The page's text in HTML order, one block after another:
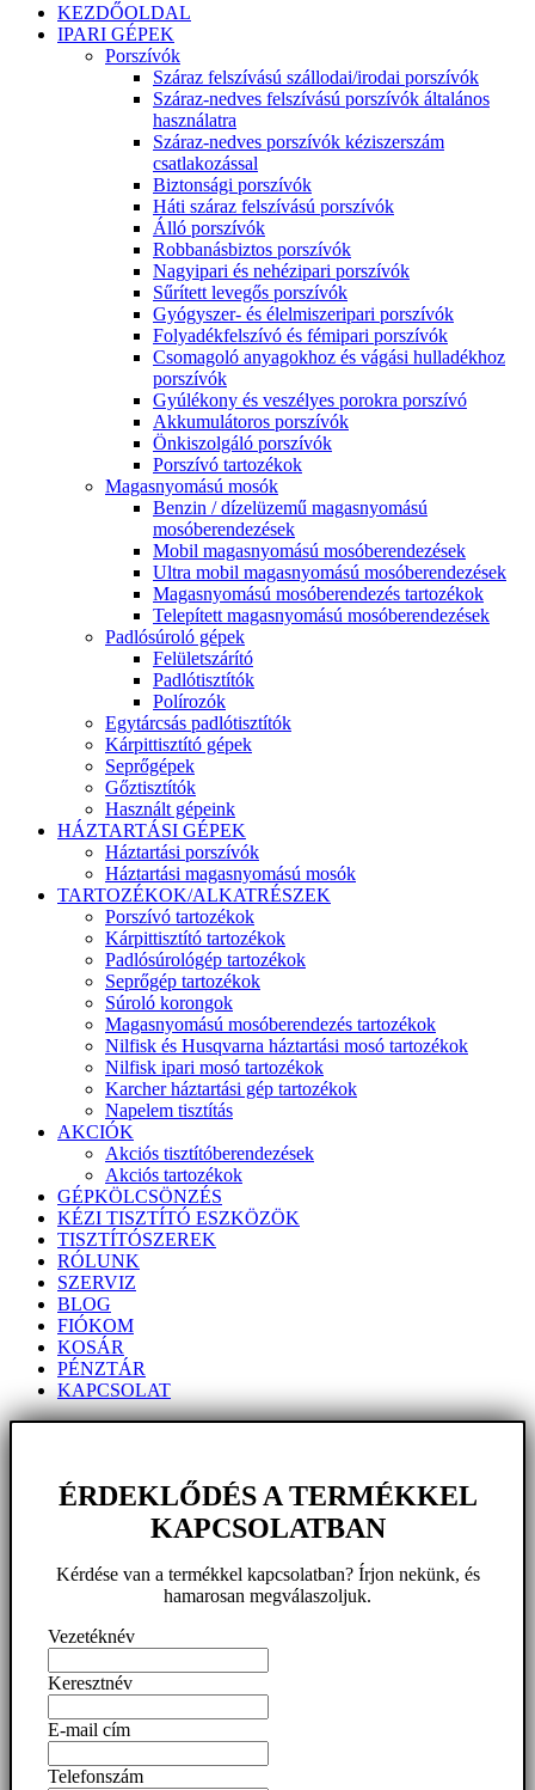
KEZDŐOLDAL
IPARI GÉPEK
Porszívók
Száraz felszívású szállodai/irodai porszívók
Száraz-nedves felszívású porszívók általános
használatra
Száraz-nedves porszívók kéziszerszám
csatlakozással
Biztonsági porszívók
Háti száraz felszívású porszívók
Álló porszívók
Robbanásbiztos porszívók
Nagyipari és nehézipari porszívók
Sűrített levegős porszívók
Gyógyszer- és élelmiszeripari porszívók
Folyadékfelszívó és fémipari porszívók
Csomagoló anyagokhoz és vágási hulladékhoz
porszívók
Gyúlékony és veszélyes porokra porszívó
Akkumulátoros porszívók
Önkiszolgáló porszívók
Porszívó tartozékok
Magasnyomású mosók
Benzin / dízelüzemű magasnyomású
mosóberendezések
Mobil magasnyomású mosóberendezések
Ultra mobil magasnyomású mosóberendezések
Magasnyomású mosóberendezés tartozékok
Telepített magasnyomású mosóberendezések
Padlósúroló gépek
Felületszárító
Padlótisztítók
Polírozók
Egytárcsás padlótisztítók
Kárpittisztító gépek
Seprőgépek
Gőztisztítók
Használt gépeink
HÁZTARTÁSI GÉPEK
Háztartási porszívók
Háztartási magasnyomású mosók
TARTOZÉKOK/ALKATRÉSZEK
Porszívó tartozékok
Kárpittisztító tartozékok
Padlósúrológép tartozékok
Seprőgép tartozékok
Súroló korongok
Magasnyomású mosóberendezés tartozékok
Nilfisk és Husqvarna háztartási mosó tartozékok
Nilfisk ipari mosó tartozékok
Karcher háztartási gép tartozékok
Napelem tisztítás
AKCIÓK
Akciós tisztítóberendezések
Akciós tartozékok
GÉPKÖLCSÖNZÉS
KÉZI TISZTÍTÓ ESZKÖZÖK
TISZTÍTÓSZEREK
RÓLUNK
SZERVIZ
BLOG
FIÓKOM
KOSÁR
PÉNZTÁR
KAPCSOLAT
ÉRDEKLŐDÉS A TERMÉKKEL
KAPCSOLATBAN
Kérdése van a termékkel kapcsolatban? Írjon nekünk, és
hamarosan megválaszoljuk.
Vezetéknév
Keresztnév
E-mail cím
Telefonszám